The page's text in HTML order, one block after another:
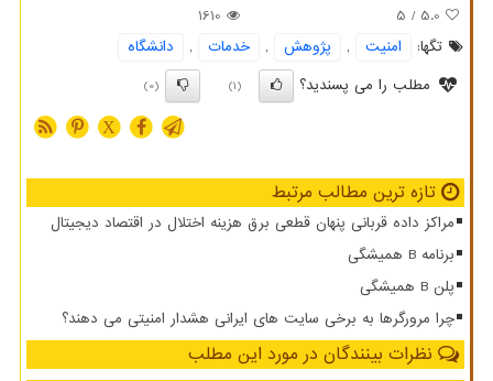
5.0
/ 5
1610
تگها:
امنیت , پژوهش , خدمات ,
دانشگاه
مطلب را می پسندید؟
(1)
(0)
X
تازه ترین مطالب مرتبط
مراکز داده قربانی پنهان قطعی برق هزینه اختلال در اقتصاد دیجیتال
برنامه B همیشگی
پلن B همیشگی
چرا مرورگرها به برخی سایت های ایرانی هشدار امنیتی می دهند؟
نظرات بینندگان در مورد این مطلب